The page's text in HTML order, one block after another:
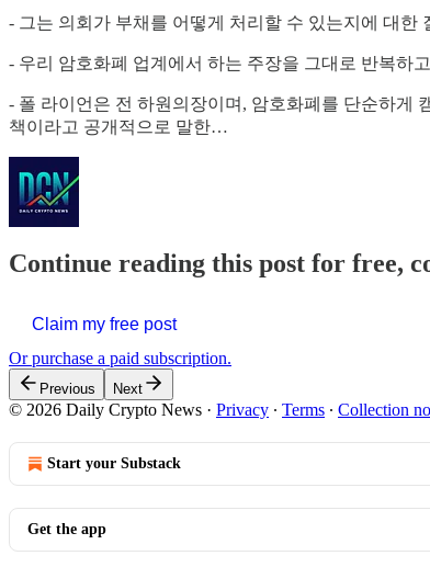
- 그는 의회가 부채를 어떻게 처리할 수 있는지에 대
- 우리 암호화폐 업계에서 하는 주장을 그대로 반복하
- 폴 라이언은 전 하원의장이며, 암호화폐를 단순하게
책이라고 공개적으로 말한…
Continue reading this post for free,
Claim my free post
Or purchase a paid subscription.
Previous Next
© 2026 Daily Crypto News · Privacy ∙ Terms ∙ Collection
Start your Substack
Get the app